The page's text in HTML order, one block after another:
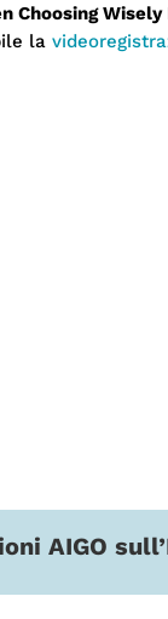
Choosing
la
AIGO